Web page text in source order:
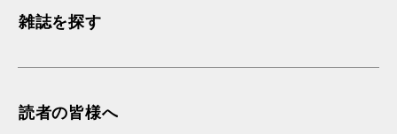
雑誌を探す
読者の皆様へ